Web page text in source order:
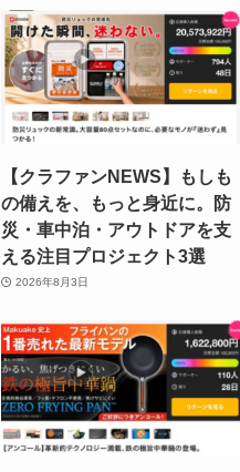
【クラファンNEWS】もしも
の備えを、もっと身近に。防
災・車中泊・アウトドアを支
える注目プロジェクト3選
2026年8月3日